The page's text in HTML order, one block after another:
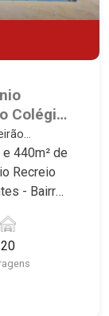
Colégio
440m² de
Recreio
- Bairro
20